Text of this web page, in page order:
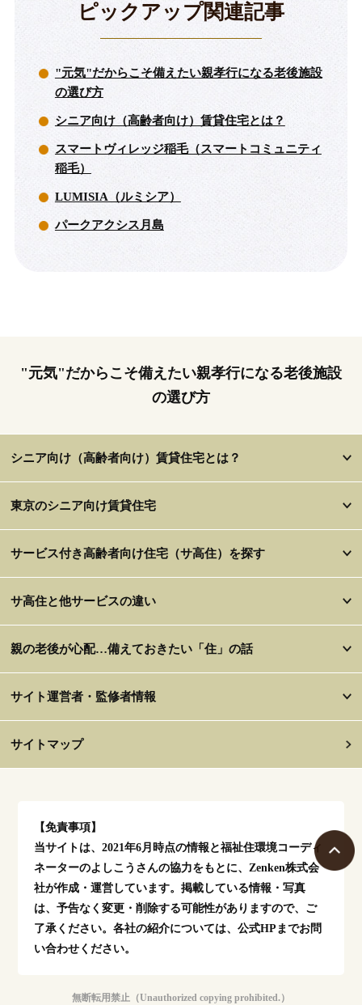
ピックアップ関連記事
"元気"だからこそ備えたい親孝行になる老後施設
の選び方
シニア向け（高齢者向け）賃貸住宅とは？
スマートヴィレッジ稲毛（スマートコミュニティ
稲毛）
LUMISIA（ルミシア）
パークアクシス月島
"元気"だからこそ備えたい親孝行になる老後施設
の選び方
シニア向け（高齢者向け）賃貸住宅とは？
東京のシニア向け賃貸住宅
サービス付き高齢者向け住宅（サ高住）を探す
サ高住と他サービスの違い
親の老後が心配…備えておきたい「住」の話
サイト運営者・監修者情報
サイトマップ
【免責事項】
当サイトは、2021年6月時点の情報と福祉住環境コーディ
ネーターのよしこうさんの協力をもとに、Zenken株式会
社が作成・運営しています。掲載している情報・写真
は、予告なく変更・削除する可能性がありますので、ご
了承ください。各社の紹介については、公式HPまでお問
い合わせください。
無断転用禁止（Unauthorized copying prohibited.）